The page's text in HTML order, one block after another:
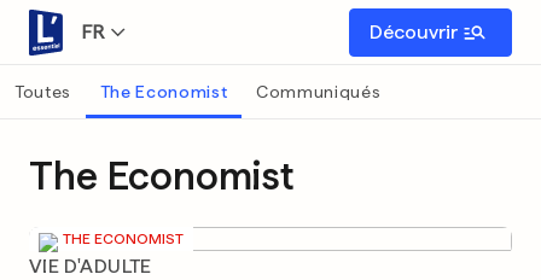
FR Découvrir
Toutes The Economist Communiqués
The Economist
THE ECONOMIST
VIE D'ADULTE